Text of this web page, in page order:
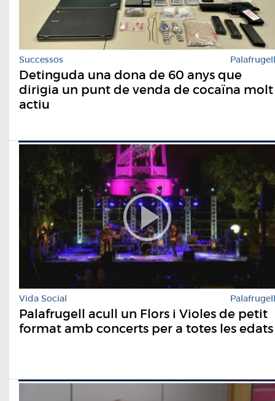
Successos Palafrugell
Detinguda una dona de 60 anys que
dirigia un punt de venda de cocaïna molt
actiu
Vida Social Palafrugell
Palafrugell acull un Flors i Violes de petit
format amb concerts per a totes les edats